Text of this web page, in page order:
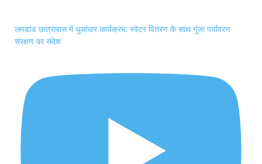
लमडांड छात्रावास में धुआंधार कार्यक्रम: स्वेटर वितरण के साथ गूंजा पर्यावरण
संरक्षण का संदेश